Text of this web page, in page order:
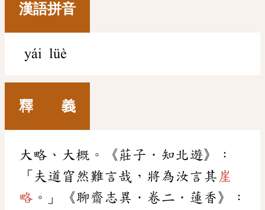
漢語拼音
yái lüè
釋 義
大略、大概。《莊子．知北遊》：
「夫道窅然難言哉，將為汝言其 崖
略 。」《聊齋志異．卷二．蓮香》：